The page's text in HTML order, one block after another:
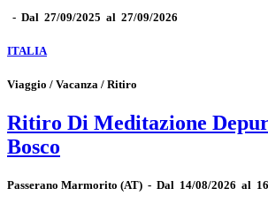
- Dal 27/09/2025 al 27/09/2026
ITALIA
Viaggio / Vacanza / Ritiro
Ritiro Di Meditazione
Bosco
Passerano Marmorito (AT) - Dal 14/08/2026 al